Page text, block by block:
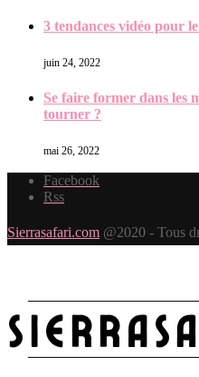
3 tendances vidéo pour
juin 24, 2022
Se faire former dans les
tourner ?
mai 26, 2022
Facebook
Rss
Sierrasafari.com @2020 - Tous